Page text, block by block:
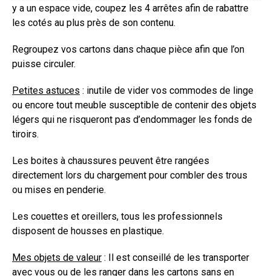
y a un espace vide, coupez les 4 arrêtes afin de rabattre
les cotés au plus près de son contenu.
Regroupez vos cartons dans chaque pièce afin que l’on
puisse circuler.
Petites astuces : inutile de vider vos commodes de linge
ou encore tout meuble susceptible de contenir des objets
légers qui ne risqueront pas d’endommager les fonds de
tiroirs.
Les boites à chaussures peuvent être rangées
directement lors du chargement pour combler des trous
ou mises en penderie.
Les couettes et oreillers, tous les professionnels
disposent de housses en plastique.
Mes objets de valeur : Il est conseillé de les transporter
avec vous ou de les ranger dans les cartons sans en